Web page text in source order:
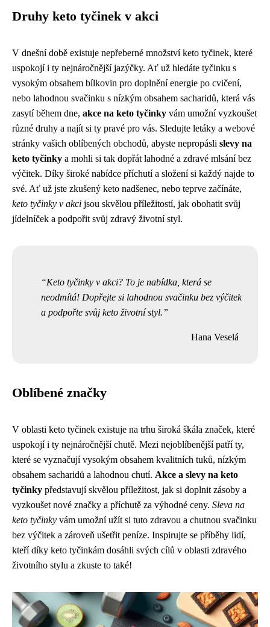
Druhy keto tyčinek v akci
V dnešní době existuje nepřeberné množství keto tyčinek, které
uspokojí i ty nejnáročnější jazýčky. Ať už hledáte tyčinku s
vysokým obsahem bílkovin pro doplnění energie po cvičení,
nebo lahodnou svačinku s nízkým obsahem sacharidů, která vás
zasytí během dne, akce na keto tyčinky vám umožní vyzkoušet
různé druhy a najít si ty pravé pro vás. Sledujte letáky a webové
stránky vašich oblíbených obchodů, abyste nepropásli slevy na
keto tyčinky a mohli si tak dopřát lahodné a zdravé mlsání bez
výčitek. Díky široké nabídce příchutí a složení si každý najde to
své. Ať už jste zkušený keto nadšenec, nebo teprve začínáte,
keto tyčinky v akci jsou skvělou příležitostí, jak obohatit svůj
jídelníček a podpořit svůj zdravý životní styl.
Keto tyčinky v akci? To je nabídka, která se
neodmítá! Dopřejte si lahodnou svačinku bez výčitek
a podpořte svůj keto životní styl.
Hana Veselá
Oblíbené značky
V oblasti keto tyčinek existuje na trhu široká škála značek, které
uspokojí i ty nejnáročnější chutě. Mezi nejoblíbenější patří ty,
které se vyznačují vysokým obsahem kvalitních tuků, nízkým
obsahem sacharidů a lahodnou chutí. Akce a slevy na keto
tyčinky představují skvělou příležitost, jak si doplnit zásoby a
vyzkoušet nové značky a příchutě za výhodné ceny. Sleva na
keto tyčinky vám umožní užít si tuto zdravou a chutnou svačinku
bez výčitek a zároveň ušetřit peníze. Inspirujte se příběhy lidí,
kteří díky keto tyčinkám dosáhli svých cílů v oblasti zdravého
životního stylu a zkuste to také!